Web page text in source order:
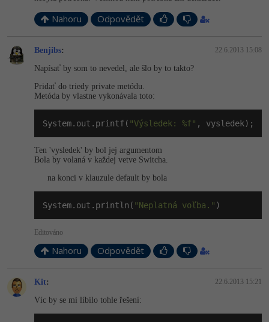
Google Dokumenty
Time management
Windows
Linux
Kybernetická bezpečnost
Elektronický podpis
Fórum
Video
Ostatní
Nahoru Odpovědět
Benjibs: 22.6.2013 15:08
Napísať by som to nevedel, ale šlo by to takto?
Pridať do triedy private metódu.
Metóda by vlastne vykonávala toto:
System.out.printf( "Výsledek: %f" , vysledek);
Ten 'vysledek' by bol jej argumentom
Bola by volaná v každej vetve Switcha.
na konci v klauzule default by bola
System.out.println( "Neplatná voľba." )
Editováno
Nahoru Odpovědět
Kit: 22.6.2013 15:21
Víc by se mi líbilo tohle řešení: